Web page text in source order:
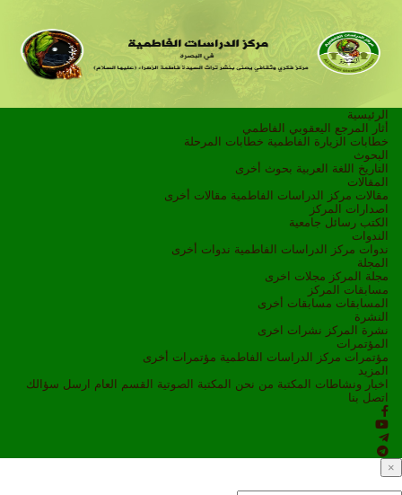
الرئيسية
أثار المرجع اليعقوبي الفاطمي
خطابات الزيارة الفاطمية خطابات المرحلة
البحوث
التاريخ
اللغة العربية بحوث أخرى
المقالات
مقالات مركز الدراسات الفاطمية مقالات أخرى
اصدارات المركز
الكتب رسائل جامعية
الندوات
ندوات مركز الدراسات الفاطمية ندوات أخرى
المجلة
مجلة المركز مجلات اخرى
مسابقات المركز
المسابقات مسابقات أخرى
النشرة
نشرة المركز نشرات اخرى
المؤتمرات
مؤتمرات مركز الدراسات الفاطمية مؤتمرات أخرى
المزيد
اخبار ونشاطات
المكتبة من نحن المكتبة الصوتية القسم العام ارسل سؤالك
اتصل بنا
×